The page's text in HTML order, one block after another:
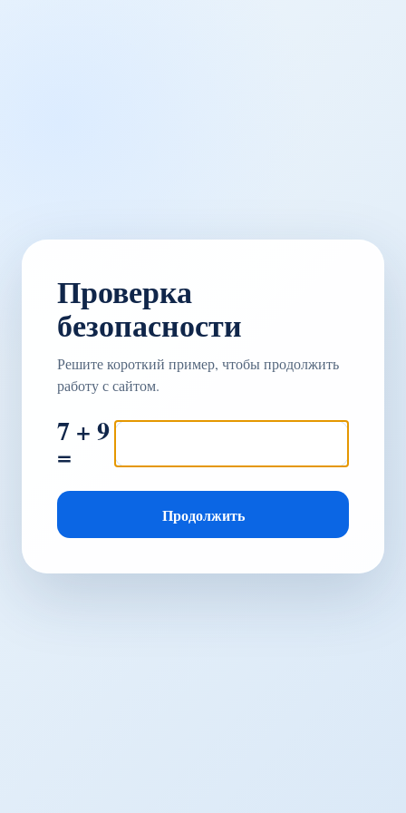
Проверка
безопасности
Решите короткий пример, чтобы продолжить
работу с сайтом.
7 + 9
=
Продолжить